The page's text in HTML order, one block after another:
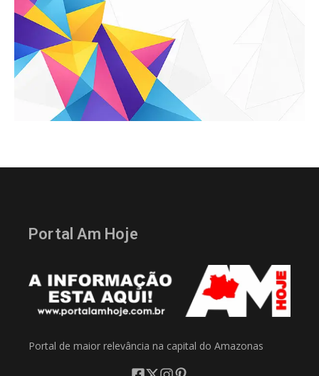
Portal Am Hoje
Portal de maior relevância na capital do Amazonas